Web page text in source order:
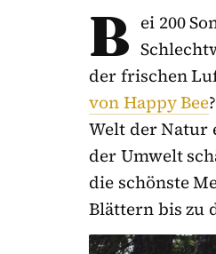
B ei 200
der frischen
von Happy Bee
Welt der Natur
der Umwelt
die schönste
Blättern bis zu